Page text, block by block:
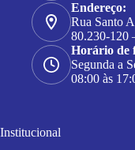
Endereço:
Rua Santo
80.230-120
Horário de
Segunda a
08:00 às
Institucional